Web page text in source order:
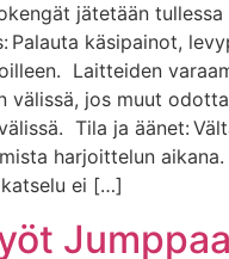
jätetään tullessa
Palauta käsipainot,
Laitteiden
välissä, jos muut
Tila ja äänet:
harjoittelun
ei […]